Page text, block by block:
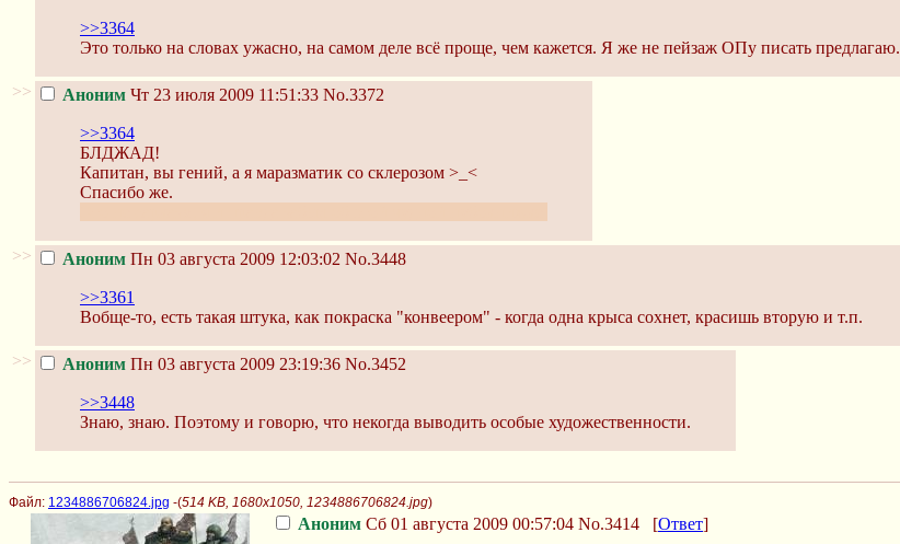
>>3364
Это только на словах ужасно, на самом деле всё проще, чем кажется. Я же не пейзаж ОПу писать предлагаю.
>> Аноним Чт 23 июля 2009 11:51:33 No.3372
>>3364
БЛДЖАД!
Капитан, вы гений, а я маразматик со склерозом >_<
Спасибо же.
>> Аноним Пн 03 августа 2009 12:03:02 No.3448
>>3361
Вобще-то, есть такая штука, как покраска "конвеером" - когда одна крыса сохнет, красишь вторую и т.п.
>> Аноним Пн 03 августа 2009 23:19:36 No.3452
>>3448
Знаю, знаю. Поэтому и говорю, что некогда выводить особые художественности.
Файл: 1234886706824.jpg -(514 KB, 1680x1050, 1234886706824.jpg)
Аноним Сб 01 августа 2009 00:57:04 No.3414 [Ответ]